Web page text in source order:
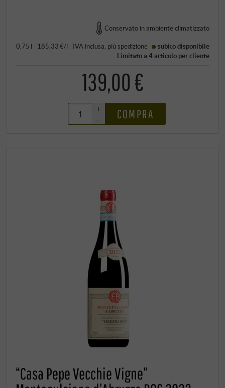
Conservato in ambiente climatizzato
0,75 l · 185,33 €/l · IVA inclusa, piùspedizione
subito disponibile
Limitato a 4 articolo per cliente
139,00 €
+
–
COMPRA
“Casa Pepe Vecchie Vigne”